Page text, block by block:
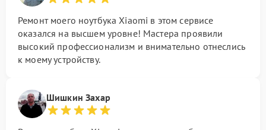
Ремонт моего ноутбука Xiaomi в этом сервисе
оказался на высшем уровне! Мастера проявили
высокий профессионализм и внимательно отнеслись
к моему устройству.
Шишкин Захар